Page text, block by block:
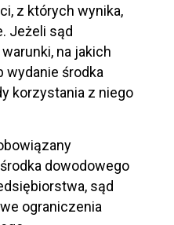
z których wynika,
Jeżeli sąd
na jakich
wydanie środka
korzystania z niego
dowodowego
sąd
ograniczenia